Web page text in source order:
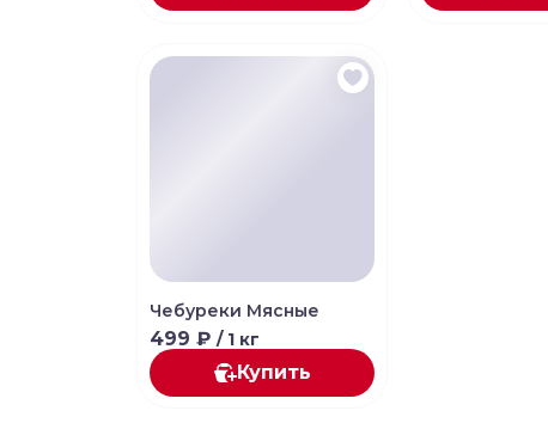
Чебуреки Мясные
499 ₽ / 1 кг
Купить